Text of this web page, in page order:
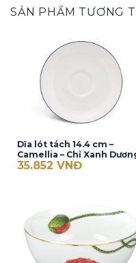
SẢN PHẨM TƯƠNG
Dĩa lót tách 14.4 cm –
Camellia – Chỉ Xanh
35.852 VNĐ